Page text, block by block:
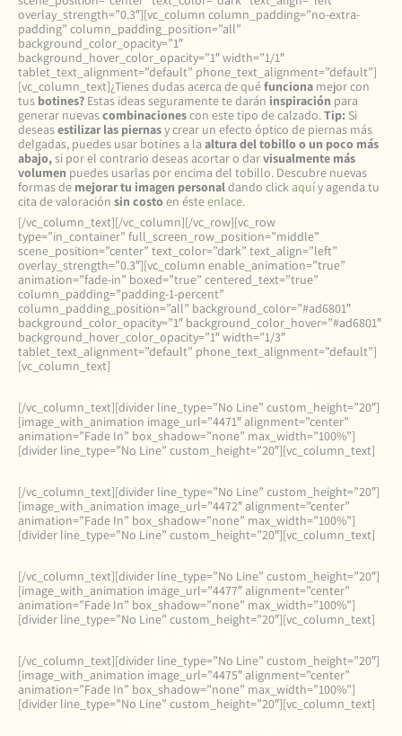
overlay_strength=”0.3″][vc_column column_padding=”no-extra-
padding” column_padding_position=”all”
background_color_opacity=”1″
background_hover_color_opacity=”1″ width=”1/1″
tablet_text_alignment=”default” phone_text_alignment=”default”]
[vc_column_text]¿Tienes dudas acerca de quéfunciona mejor con
tus botines? Estas ideas seguramente te darán inspiración para
generar nuevascombinacionescon este tipo de calzado.Tip: Si
deseasestilizar las piernasy crear un efecto óptico de piernas más
delgadas, puedes usar botines a la altura del tobillo o un poco más
abajo,si por el contrario deseas acortar o darvisualmente más
volumen puedes usarlas por encima del tobillo. Descubre nuevas
formas de mejorar tu imagen personaldando clickaquíy agenda tu
cita de valoración sin costoen ésteenlace.
[/vc_column_text][/vc_column][/vc_row][vc_row
type=”in_container” full_screen_row_position=”middle”
scene_position=”center” text_color=”dark” text_align=”left”
overlay_strength=”0.3″][vc_column enable_animation=”true”
animation=”fade-in” boxed=”true” centered_text=”true”
column_padding=”padding-1-percent”
column_padding_position=”all” background_color=”#ad6801″
background_color_opacity=”1″ background_color_hover=”#ad6801″
background_hover_color_opacity=”1″ width=”1/3″
tablet_text_alignment=”default” phone_text_alignment=”default”]
[vc_column_text]
[/vc_column_text][divider line_type=”No Line” custom_height=”20″]
[image_with_animation image_url=”4471″ alignment=”center”
animation=”Fade In” box_shadow=”none” max_width=”100%”]
[divider line_type=”No Line” custom_height=”20″][vc_column_text]
[/vc_column_text][divider line_type=”No Line” custom_height=”20″]
[image_with_animation image_url=”4472″ alignment=”center”
animation=”Fade In” box_shadow=”none” max_width=”100%”]
[divider line_type=”No Line” custom_height=”20″][vc_column_text]
[/vc_column_text][divider line_type=”No Line” custom_height=”20″]
[image_with_animation image_url=”4477″ alignment=”center”
animation=”Fade In” box_shadow=”none” max_width=”100%”]
[divider line_type=”No Line” custom_height=”20″][vc_column_text]
[/vc_column_text][divider line_type=”No Line” custom_height=”20″]
[image_with_animation image_url=”4475″ alignment=”center”
animation=”Fade In” box_shadow=”none” max_width=”100%”]
[divider line_type=”No Line” custom_height=”20″][vc_column_text]